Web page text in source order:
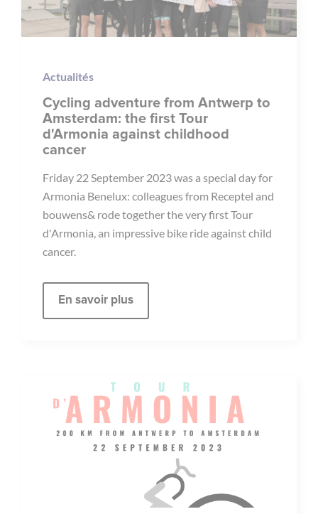
Actualités
Cycling adventure from Antwerp to
Amsterdam: the first Tour
d'Armonia against childhood
cancer
Friday 22 September 2023 was a special day for
Armonia Benelux: colleagues from Receptel and
bouwens& rode together the very first Tour
d'Armonia, an impressive bike ride against child
cancer.
En savoir plus